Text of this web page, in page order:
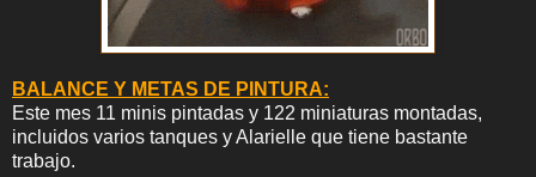
BALANCE Y METAS DE PINTURA:
Este mes 11 minis pintadas y 122 miniaturas montadas,
incluidos varios tanques y Alarielle que tiene bastante
trabajo.